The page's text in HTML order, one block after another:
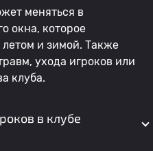
меняться в
окна, которое
и зимой. Также
ухода игроков или
клуба.
в клубе